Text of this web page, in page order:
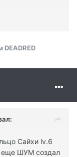
DEADRED
Cайхи lv.6
еще ШУМ создал